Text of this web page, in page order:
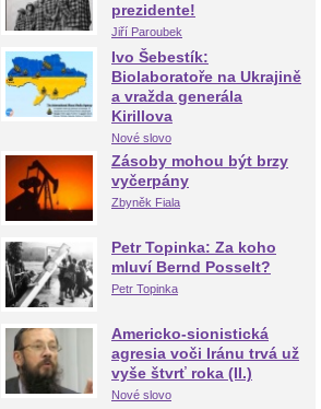
prezidente!
Jiří Paroubek
Ivo Šebestík:
Biolaboratoře na Ukrajině
a vražda generála
Kirillova
Nové slovo
Zásoby mohou být brzy
vyčerpány
Zbyněk Fiala
Petr Topinka: Za koho
mluví Bernd Posselt?
Petr Topinka
Americko-sionistická
agresia voči Iránu trvá už
vyše štvrť roka (II.)
Nové slovo